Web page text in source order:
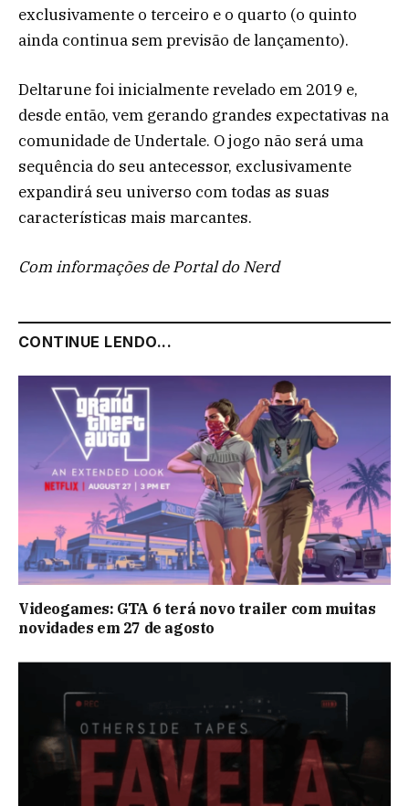
exclusivamente o terceiro e o quarto (o quinto
ainda continua sem previsão de lançamento).
Deltarune foi inicialmente revelado em 2019 e,
desde então, vem gerando grandes expectativas na
comunidade de Undertale. O jogo não será uma
sequência do seu antecessor, exclusivamente
expandirá seu universo com todas as suas
características mais marcantes.
Com informações de Portal do Nerd
CONTINUE LENDO...
Videogames: GTA 6 terá novo trailer com muitas
novidades em 27 de agosto